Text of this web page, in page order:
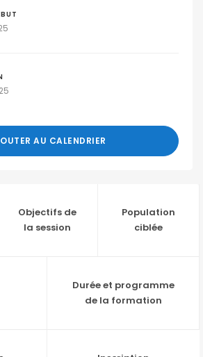
AU CALENDRIER
Objectifs de
la session
Population
ciblée
Durée et programme
de la formation